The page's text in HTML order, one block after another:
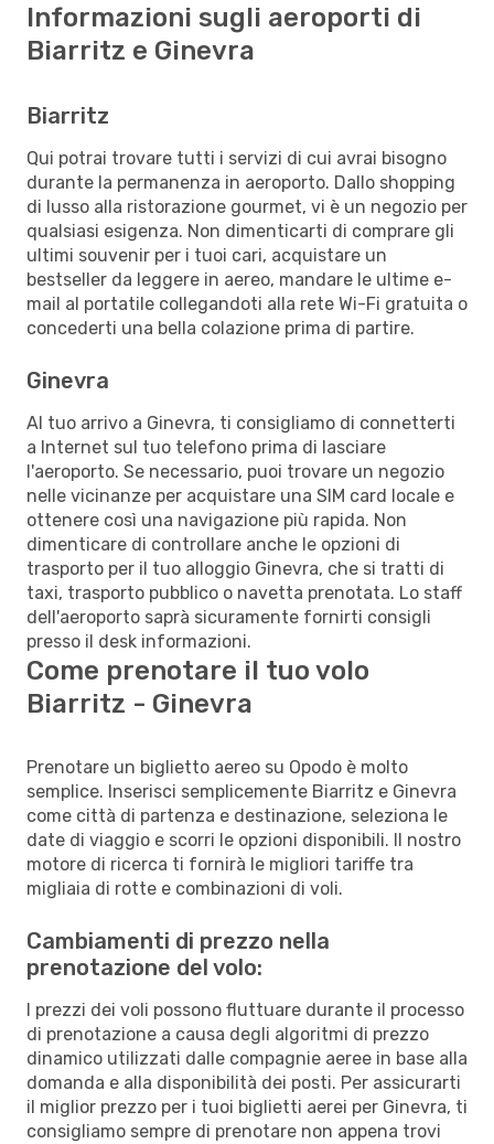
Informazioni sugli aeroporti di
Biarritz e Ginevra
Biarritz
Qui potrai trovare tutti i servizi di cui avrai bisogno
durante la permanenza in aeroporto. Dallo shopping
di lusso alla ristorazione gourmet, vi è un negozio per
qualsiasi esigenza. Non dimenticarti di comprare gli
ultimi souvenir per i tuoi cari, acquistare un
bestseller da leggere in aereo, mandare le ultime e-
mail al portatile collegandoti alla rete Wi-Fi gratuita o
concederti una bella colazione prima di partire.
Ginevra
Al tuo arrivo a Ginevra, ti consigliamo di connetterti
a Internet sul tuo telefono prima di lasciare
l'aeroporto. Se necessario, puoi trovare un negozio
nelle vicinanze per acquistare una SIM card locale e
ottenere così una navigazione più rapida. Non
dimenticare di controllare anche le opzioni di
trasporto per il tuo alloggio Ginevra, che si tratti di
taxi, trasporto pubblico o navetta prenotata. Lo staff
dell'aeroporto saprà sicuramente fornirti consigli
presso il desk informazioni.
Come prenotare il tuo volo
Biarritz - Ginevra
Prenotare un biglietto aereo su Opodo è molto
semplice. Inserisci semplicemente Biarritz e Ginevra
come città di partenza e destinazione, seleziona le
date di viaggio e scorri le opzioni disponibili. Il nostro
motore di ricerca ti fornirà le migliori tariffe tra
migliaia di rotte e combinazioni di voli.
Cambiamenti di prezzo nella
prenotazione del volo:
I prezzi dei voli possono fluttuare durante il processo
di prenotazione a causa degli algoritmi di prezzo
dinamico utilizzati dalle compagnie aeree in base alla
domanda e alla disponibilità dei posti. Per assicurarti
il miglior prezzo per i tuoi biglietti aerei per Ginevra, ti
consigliamo sempre di prenotare non appena trovi